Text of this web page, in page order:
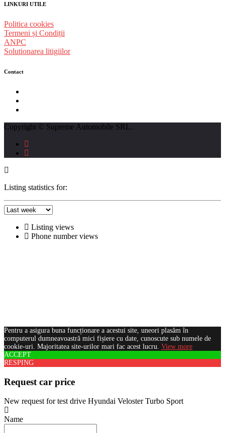
LINKURI UTILE
Politica cookies
Termeni și Condiții
ANPC
Solutionarea litigiilor
Contact
Copyright © Supreme Automobile SRL.
Listing statistics for:
Listing views
Phone number views
Pentru a asigura buna funcționare a acestui site, uneori plasăm în
computerul dumneavoastră mici fișiere cu date, cunoscute sub numele de
cookie-uri. Majoritatea site-urilor mari fac acest lucru. View more
ACCEPT
RESPING
Request car price
New request for test drive Hyundai Veloster Turbo Sport
Name